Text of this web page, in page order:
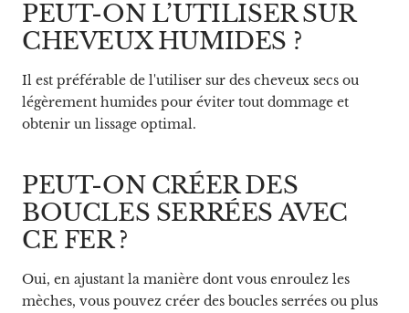
PEUT-ON L’UTILISER SUR
CHEVEUX HUMIDES ?
Il est préférable de l'utiliser sur des cheveux secs ou
légèrement humides pour éviter tout dommage et
obtenir un lissage optimal.
PEUT-ON CRÉER DES
BOUCLES SERRÉES AVEC
CE FER ?
Oui, en ajustant la manière dont vous enroulez les
mèches, vous pouvez créer des boucles serrées ou plus